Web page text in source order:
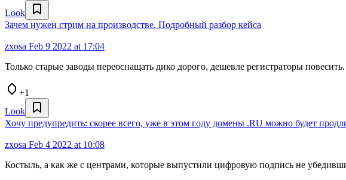
Look
Зачем нужен стрим на производстве. Подробный разбор кейса
zxosa Feb 9 2022 at 17:04
Только старые заводы переоснащать дико дорого, дешевле регистраторы
+1
Look
Хочу предупредить: скорее всего, уже в этом году домены .RU можно будет
zxosa Feb 4 2022 at 10:08
Костыль, а как же с центрами, которые выпустили цифровую подпись не